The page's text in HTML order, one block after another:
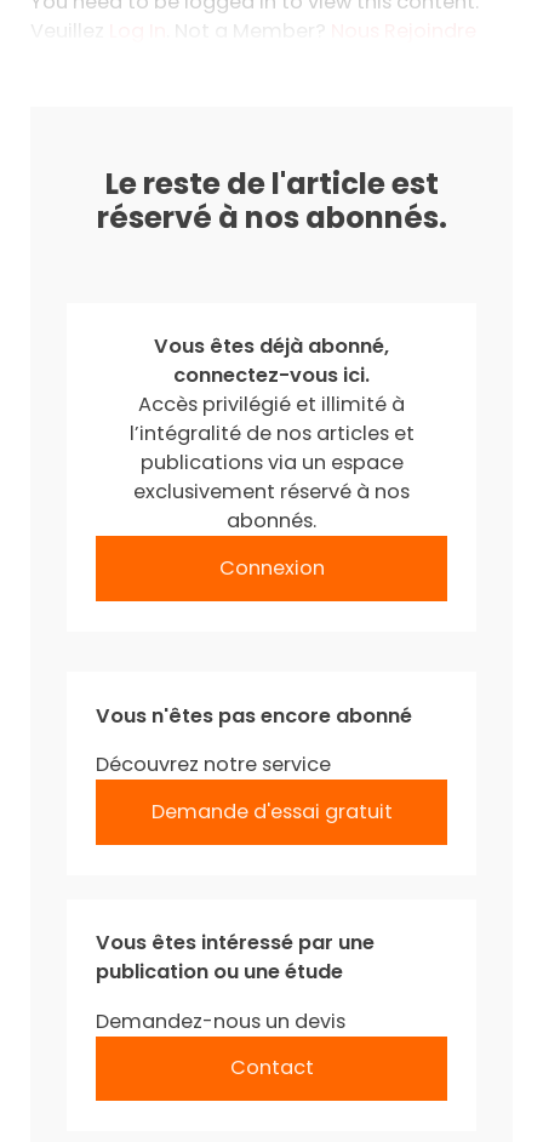
Veuillez
. Not a Member?
Le reste de l'article est
réservé à nos abonnés.
Vous êtes déjà abonné,
connectez-vous ici.
Accès privilégié et illimité à
l’intégralité de nos articles et
publications via un espace
exclusivement réservé à nos
abonnés.
Connexion
Vous n'êtes pas encore abonné
Découvrez notre service
Demande d'essai gratuit
Vous êtes intéressé par une
publication ou une étude
Demandez-nous un devis
Contact